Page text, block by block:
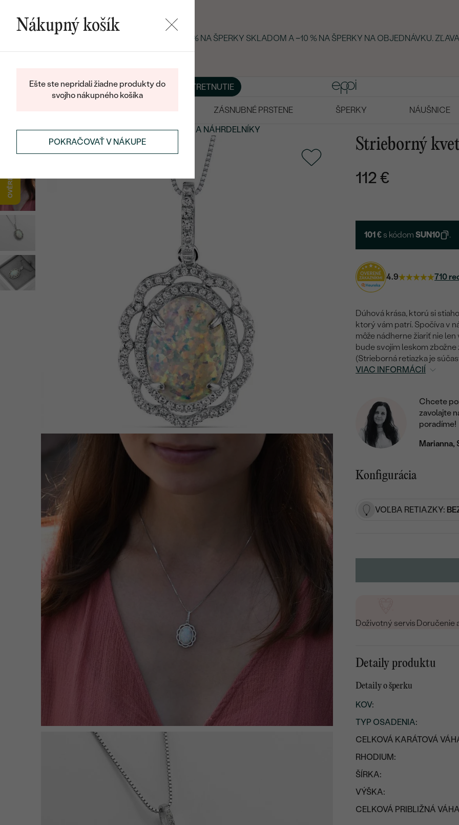
LETNÝ BLACK FRIDAY: −25 % NA ŠPERKY SKLADOM A −10 % NA ŠPERKY NA OBJEDNÁVKU.
BLOGŠPERKY NA MIERU DOHODNÚŤ STRETNUTIE
ZÁSNUBNÉ PRSTENE ŠPERKY NÁUŠNICE
PRÍVESKY A NÁHRDELNÍKYSTRIEBORNÉ PRÍVESKY A NÁHRDELNÍKY
Strieborný
112 €
101 € s kódomSUN10 .
4.9 710
Dúhová krása, ktorú si
ktorý vám patrí. Spočíva v
môže nádherne žiariť nie
bude svojím leskom
(Strieborná retiazka je
VIAC INFORMÁCIÍ
Chcete
zavolajte
poradíme!
Marianna,
Konfigurácia
VOĽBA RETIAZKY:
Doživotný servis Doručenie
Detaily produktu
Detaily o šperku
KOV:
TYP OSADENIA:
CELKOVÁ KARÁTOVÁ
RHODIUM:
ŠÍRKA:
VÝŠKA:
CELKOVÁ PRIBLIŽNÁ
Nákupný košík
Ešte ste nepridali žiadne produkty do
svojho nákupného košíka
POKRAČOVAŤ V NÁKUPE